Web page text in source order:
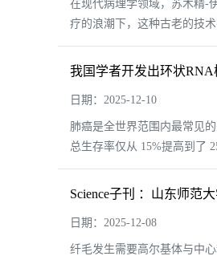
在现代病理学领域，苏木精-
疗的浪潮下，这种古老的技术
我国学者开发出环状
日期：2025-12-10
肺癌是全世界范围内最常见
总生存率仅从 15%提高到了
Science子刊 ：山东师范
日期：2025-12-08
纤毛发生需要高尔基体与中